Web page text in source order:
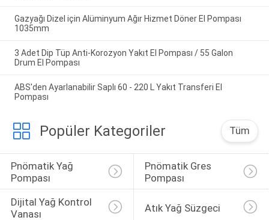
Gazyağı Dizel için Alüminyum Ağır Hizmet Döner El Pompası
1035mm
3 Adet Dip Tüp Anti-Korozyon Yakıt El Pompası / 55 Galon
Drum El Pompası
ABS'den Ayarlanabilir Saplı 60 - 220 L Yakıt Transferi El
Pompası
Popüler Kategoriler Tüm
Pnömatik Yağ
Pompası
Pnömatik Gres
Pompası
Dijital Yağ Kontrol
Vanası
Atık Yağ Süzgeci